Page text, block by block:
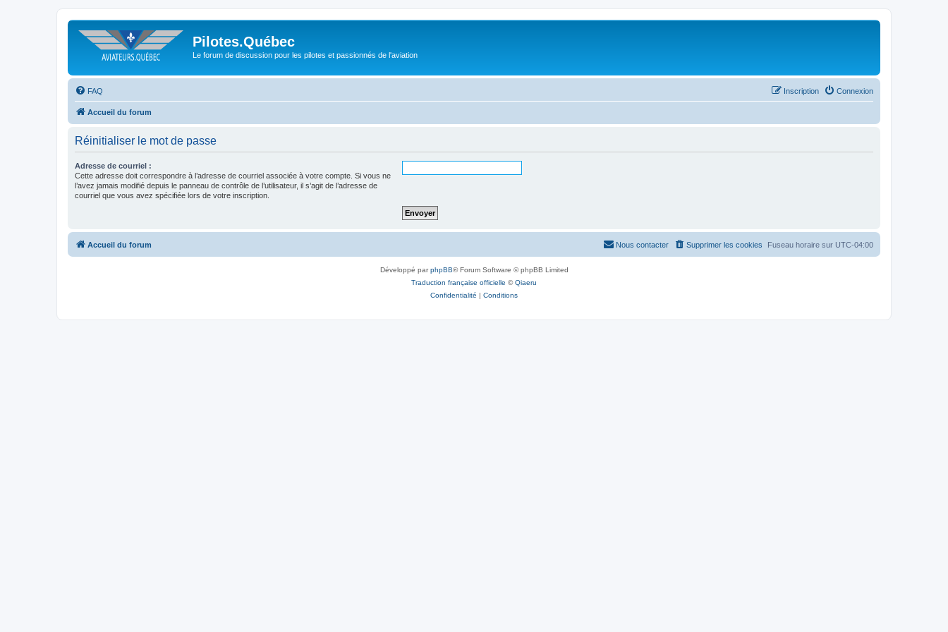
Pilotes.Québec
Le forum de discussion pour les pilotes et passionnés de l'aviation
FAQ Connexion
Inscription
Accueil du forum
Réinitialiser le mot de passe
Adresse de courriel :
Cette adresse doit correspondre à l’adresse de courriel associée à votre compte. Si vous ne
l’avez jamais modifié depuis le panneau de contrôle de l’utilisateur, il s’agit de l’adresse de
courriel que vous avez spécifiée lors de votre inscription.
Accueil du forum Fuseau horaire sur UTC-04:00
Supprimer les cookies
Nous contacter
Développé parphpBB® Forum Software © phpBB Limited
Traduction française officielle ©Qiaeru
Confidentialité | Conditions